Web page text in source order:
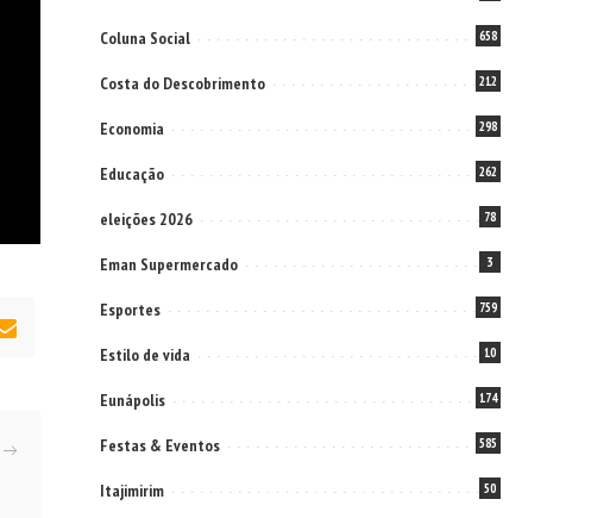
Coluna Social 658
Costa do Descobrimento 212
Economia 298
Educação 262
eleições 2026 78
Eman Supermercado 3
Esportes 759
Estilo de vida 10
Eunápolis 174
Festas & Eventos 585
Itajimirim 50